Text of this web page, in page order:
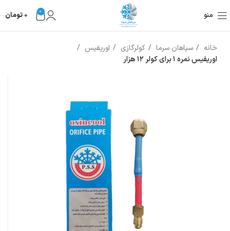
منو 0
0 تومان
خانه سپاهان سرما کولرگازی
اوریفیس
اوریفیس نمره ۱ برای کولر ۱۲ هزار